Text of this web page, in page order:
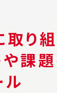
取り
や課
ル